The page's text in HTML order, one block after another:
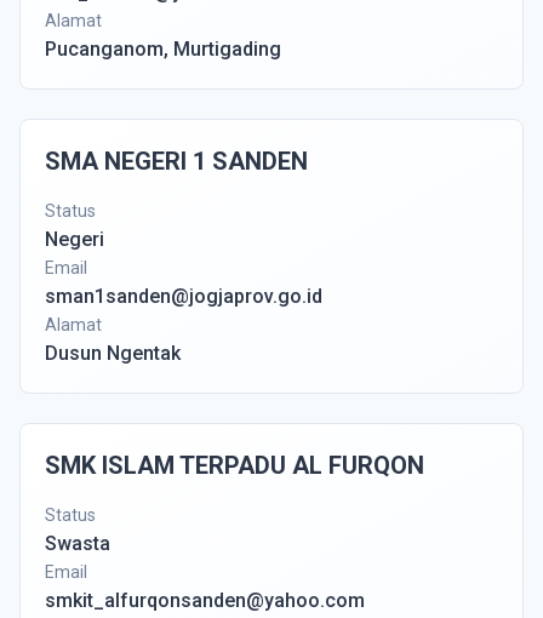
Alamat
Pucanganom, Murtigading
SMA NEGERI 1 SANDEN
Status
Negeri
Email
sman1sanden@jogjaprov.go.id
Alamat
Dusun Ngentak
SMK ISLAM TERPADU AL FURQON
Status
Swasta
Email
smkit_alfurqonsanden@yahoo.com